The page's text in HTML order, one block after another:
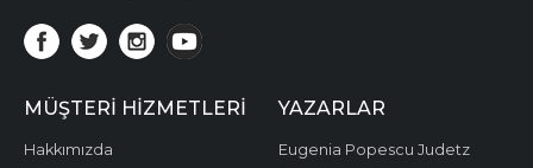
MÜŞTERI HIZMETLERI
Hakkımızda
YAZARLAR
Eugenia Popescu Judetz